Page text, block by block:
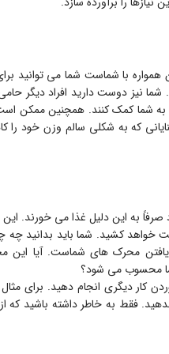
با شماست شما می توانید
نیز دوست دارید افراد دیگر
به شما کمک کنند. همچنین ممکن
که به شکلی سالم وزن خود را
صرفاً به این دلیل غذا می خورند.
خواهد کشید. شما باید بدانید چه
یافتن محرک های شماست. آیا این
محسوب می شود؟
کار دیگری انجام دهید. برای
فقط به خاطر داشته باشید که